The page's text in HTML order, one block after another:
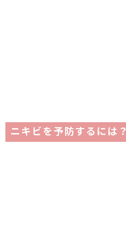
ニキビを予防するには？